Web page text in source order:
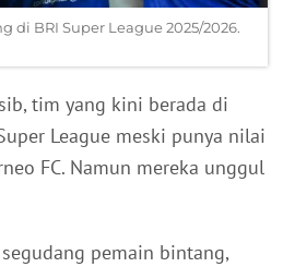
di BRI Super League 2025/2026.
tim yang kini berada di
League meski punya nilai
FC. Namun mereka unggul
pemain bintang,